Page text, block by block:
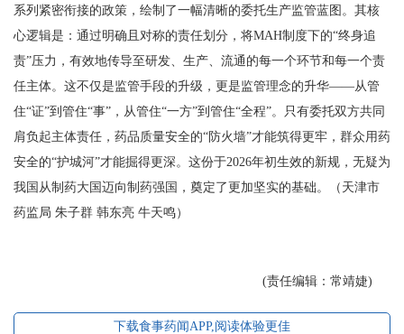
系列紧密衔接的政策，绘制了一幅清晰的委托生产监管蓝图。其核
心逻辑是：通过明确且对称的责任划分，将MAH制度下的“终身追
责”压力，有效地传导至研发、生产、流通的每一个环节和每一个责
任主体。这不仅是监管手段的升级，更是监管理念的升华——从管
住“证”到管住“事”，从管住“一方”到管住“全程”。只有委托双方共同
肩负起主体责任，药品质量安全的“防火墙”才能筑得更牢，群众用药
安全的“护城河”才能掘得更深。这份于2026年初生效的新规，无疑为
我国从制药大国迈向制药强国，奠定了更加坚实的基础。（天津市
药监局 朱子群 韩东亮 牛天鸣）
(责任编辑：常靖婕)
下载食事药闻APP,阅读体验更佳